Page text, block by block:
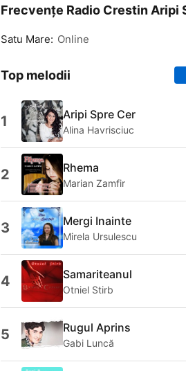
Frecvențe Radio Crestin Aripi
Satu Mare: Online
Top melodii
1 Aripi Spre Cer
Alina Havrisciuc
2 Rhema
Marian Zamfir
3 Mergi Inainte
Mirela Ursulescu
4 Samariteanul
Otniel Stirb
5 Rugul Aprins
Gabi Luncă